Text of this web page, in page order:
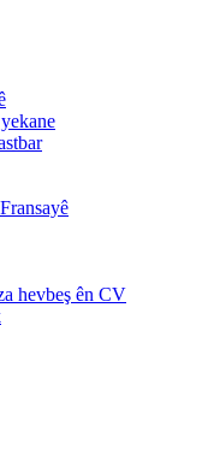
hevbeş ên CV